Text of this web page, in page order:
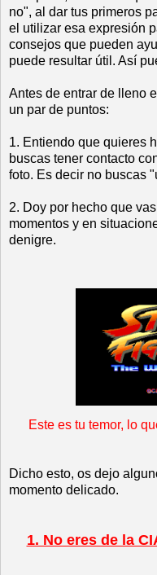
no", al dar tus primeros
el utilizar esa expresión
consejos que pueden
puede resultar útil. Así
Antes de entrar de lleno
un par de puntos:
1. Entiendo que quieres
buscas tener contacto
foto. Es decir no buscas
2. Doy por hecho que
momentos y en
denigre.
Este es tu temor, lo
Dicho esto, os dejo
momento delicado.
1. No eres de la